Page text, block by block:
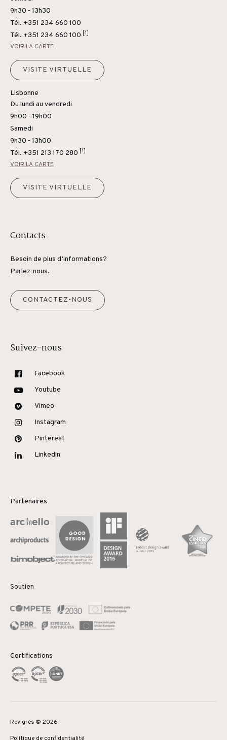
9h30 - 13h30
Tél. +351 234 660 100
Tél. +351 234 660 100 [1]
VOIR LA CARTE
VISITE VIRTUELLE
Lisbonne
Du lundi au vendredi
9h00 - 19h00
Samedi
9h30 - 13h00
Tél. +351 213 170 280 [1]
VOIR LA CARTE
VISITE VIRTUELLE
Contacts
Besoin de plus d’informations?
Parlez-nous.
CONTACTEZ-NOUS
Suivez-nous
Facebook
Youtube
Vimeo
Instagram
Pinterest
Linkedin
Partenaires
Soutien
Certifications
Revigrés © 2026